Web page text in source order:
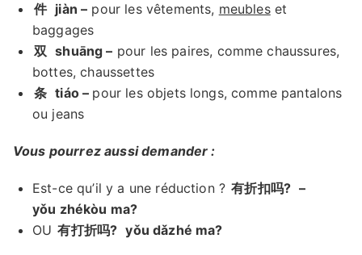
件 jiàn – pour les vêtements, meubleset
baggages
双 shuāng – pour les paires, comme chaussures,
bottes, chaussettes
条 tiáo – pour les objets longs, comme pantalons
ou jeans
Vous pourrez aussi demander :
Est-ce qu’il y a une réduction ? 有折扣吗? –
yǒu zhékòu ma?
OU 有打折吗? yǒu dǎzhé ma?